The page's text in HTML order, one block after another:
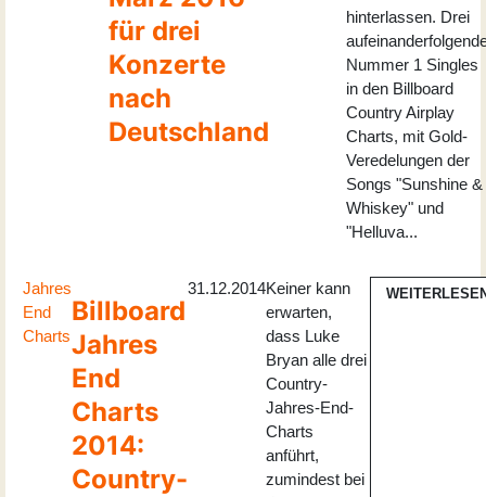
für drei
Konzerte
nach
Deutschland
hinterlassen. Drei
Nummer 1 Singles
in den Billboard
Country Airplay
Charts, mit Gold-
Veredelungen der
Songs "Sunshine &
Whiskey" und
"Helluva...
Jahres
End
Charts
Billboard
Jahres
End
Charts
2014:
Country-
31.12.2014Keiner kann
erwarten,
dass Luke
Bryan alle drei
Country-
Jahres-End-
Charts
anführt,
zumindest bei